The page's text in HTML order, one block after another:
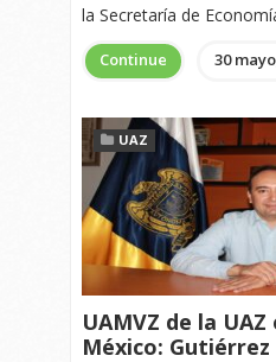
la Secretaría de
Continue 30
UAZ
UAMVZ de la
México: Gutiérrez